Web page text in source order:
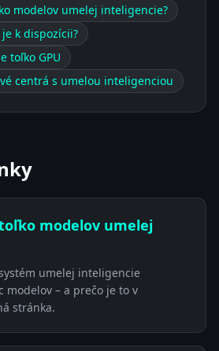
modelov umelej inteligencie?
k dispozícii?
toľko GPU
centrá s umelou inteligenciou
modelov umelej
umelej inteligencie
modelov – a prečo je to v
stránka.